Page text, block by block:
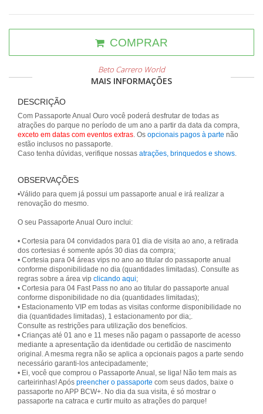
COMPRAR
Beto Carrero World
MAIS INFORMAÇÕES
DESCRIÇÃO
Com Passaporte Anual Ouro você poderá desfrutar de todas as
atrações do parque no período de um ano a partir da data da compra,
exceto em datas com eventos extras. Os opcionais pagos à parte não
estão inclusos no passaporte.
Caso tenha dúvidas, verifique nossas atrações, brinquedos e shows.
OBSERVAÇÕES
•Válido para quem já possui um passaporte anual e irá realizar a
renovação do mesmo.
O seu Passaporte Anual Ouro inclui:
• Cortesia para 04 convidados para 01 dia de visita ao ano, a retirada
dos cortesias é somente após 30 dias da compra;
• Cortesia para 04 áreas vips no ano ao titular do passaporte anual
conforme disponibilidade no dia (quantidades limitadas). Consulte as
regras sobre a área vip clicando aqui;
• Cortesia para 04 Fast Pass no ano ao titular do passaporte anual
conforme disponibilidade no dia (quantidades limitadas);
• Estacionamento VIP em todas as visitas conforme disponibilidade no
dia (quantidades limitadas), 1 estacionamento por dia;.
Consulte as restrições para utilização dos benefícios.
• Crianças até 01 ano e 11 meses não pagam o passaporte de acesso
mediante a apresentação da identidade ou certidão de nascimento
original. A mesma regra não se aplica a opcionais pagos a parte sendo
necessário garanti-los antecipadamente;
• Ei, você que comprou o Passaporte Anual, se liga! Não tem mais as
carteirinhas! Após preencher o passaporte com seus dados, baixe o
passaporte no APP BCW+. No dia da sua visita, é só mostrar o